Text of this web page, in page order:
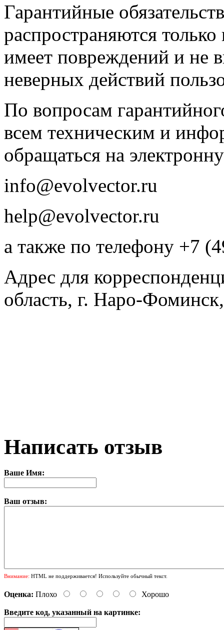
Гарантийные
распространяются
имеет повреждений и не
неверных действий
По вопросам
всем техническим и
обращаться на
info@evolvector.ru
help@evolvector.ru
а также по телефону +7
Адрес для
область, г. Наро-
Написать отзыв
Ваше Имя:
Ваш отзыв:
Внимание: HTML не поддерживается! Используйте обычный текст.
Оценка: Плохо Хорошо
Введите код, указанный на картинке: